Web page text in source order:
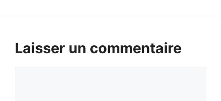
Laisser un commentaire